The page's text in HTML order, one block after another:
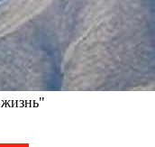
жизнь"